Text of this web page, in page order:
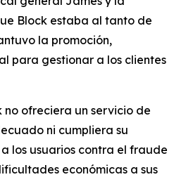
Block estaba al tanto de
la promoción,
para gestionar a los clientes
no ofreciera un servicio de
ni cumpliera su
los usuarios contra el fraude
económicas a sus